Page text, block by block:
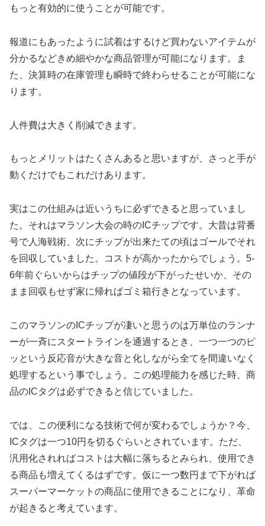
もっと有効的に使うことが可能です。
報道にもあったように試着はするけど買わないアイテムが
分かるなどきめ細やかな商品管理が可能になります。ま
た、決算時の在庫管理も瞬時で終わらせることが可能にな
ります。
人件費は大きく削減できます。
もっとメリットはたくさんあると思いますが、さっと手が
動くだけでもこれだけあります。
実はこの仕組みは近いうちに必ずできると思っていまし
た。それはマラソン大会の時のICチップです。大昔は背番
号で人海戦術、次にチップが出来たての頃はゴールでそれ
を回収していました。コストが高かったからでしょう。5-
6年前ぐらいからはチップの値段が下がったせいか、その
まま回収もせず家に帰ればゴミ箱行きとなっています。
このマラソンのICチップが凄いと思うのは万単位のランナ
ーが一斉にスタートラインを通過するとき、一つ一つのピ
ッという反応音が大きな音と化しながら全てを間違いなく
処理するという事でしょう。この処理能力を感じた時、商
品のICタグは必ずできると信じていました。
では、この便利になる技術で何が変わるでしょうか？今、
ICタグは一つ10円を切るぐらいとされています。ただ、
汎用化されればコストは大幅に落ちるとみられ、使用でき
る商品も増えてくるはずです。仮に一つ数円まで下がれば
スーパーマーケットの商品に使用できることになり、革命
が起きると考えています。